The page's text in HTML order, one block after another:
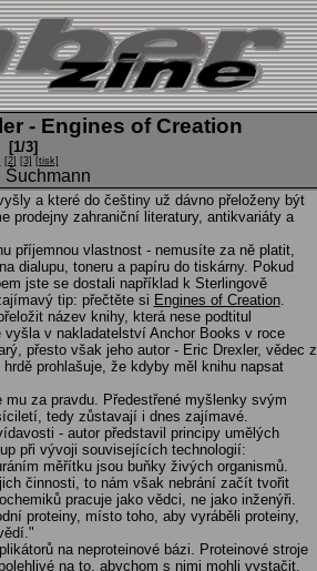
- Engines of Creation
[1/3]
[2] [3] [tisk]
Šuchmann
a které do češtiny už dávno přeloženy být
prodejny zahraniční literatury, antikvariáty a
příjemnou vlastnost - nemusíte za ně platit,
dialupu, toneru a papíru do tiskárny. Pokud
jste se dostali například k Sterlingově
tip: přečtěte si Engines of Creation.
název knihy, která nese podtitul
v nakladatelství Anchor Books v roce
přesto však jeho autor - Eric Drexler, vědec z
prohlašuje, že kdyby měl knihu napsat
za pravdu. Předestřené myšlenky svým
tedy zůstavají i dnes zajímavé.
- autor představil principy umělých
při vývoji souvisejících technologií:
měřítku jsou buňky živých organismů.
činnosti, to nám však nebrání začít tvořit
pracuje jako vědci, ne jako inženýři.
proteiny, místo toho, aby vyráběli proteiny,
na neproteinové bázi. Proteinové stroje
na to, abychom s nimi mohli vystačit.